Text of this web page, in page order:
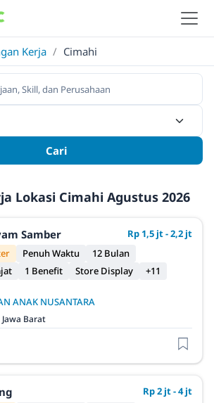
Kerja / Cimahi
Cari
Lokasi Cimahi Agustus 2026
Samber
Rp 1,5 jt - 2,2 jt
Penuh Waktu
12 Bulan
1 Benefit Store Display +11
ANAK NUSANTARA
Barat
Rp 2 jt - 4 jt